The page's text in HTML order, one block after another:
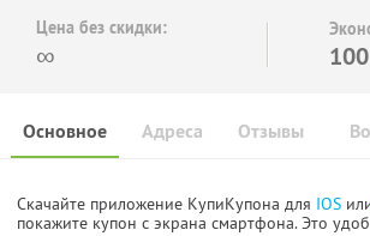
Цена без скидки:
∞ 100
Основное Отзывы
Адреса
Скачайте приложение КупиКупона для IOS
покажите купон с экрана смартфона. Это